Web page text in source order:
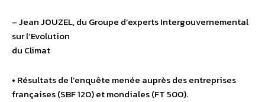
– Jean JOUZEL, du Groupe d’experts Intergouvernemental
sur l’Evolution
du Climat
• Résultats de l’enquête menée auprès des entreprises
françaises (SBF 120) et mondiales (FT 500).